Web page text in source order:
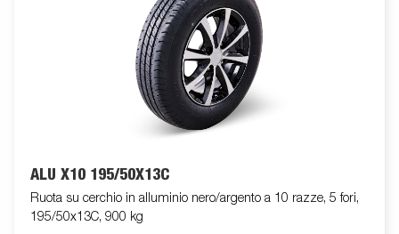
ALU X10 195/50X13C
Ruota su cerchio in alluminio nero/argento a 10 razze, 5 fori,
195/50x13C, 900 kg